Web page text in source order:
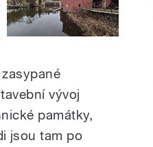
vývoj
památky,
jsou tam po